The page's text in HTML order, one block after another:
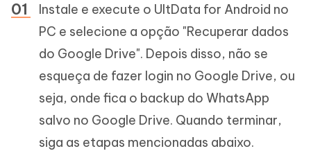
Instale e execute o UltData for Android no
PC e selecione a opção "Recuperar dados
do Google Drive". Depois disso, não se
esqueça de fazer login no Google Drive, ou
seja, onde fica o backup do WhatsApp
salvo no Google Drive. Quando terminar,
siga as etapas mencionadas abaixo.